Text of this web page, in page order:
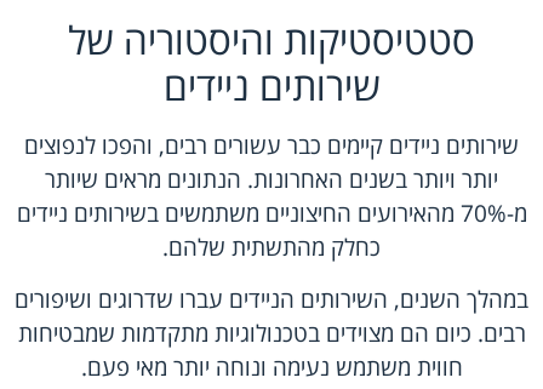
סטטיסטיקות והיסטוריה של
שירותים ניידים
שירותים ניידים קיימים כבר עשורים רבים, והפכו לנפוצים
יותר ויותר בשנים האחרונות. הנתונים מראים שיותר
מ-70% מהאירועים החיצוניים משתמשים בשירותים ניידים
כחלק מהתשתית שלהם.
במהלך השנים, השירותים הניידים עברו שדרוגים ושיפורים
רבים. כיום הם מצוידים בטכנולוגיות מתקדמות שמבטיחות
חווית משתמש נעימה ונוחה יותר מאי פעם.